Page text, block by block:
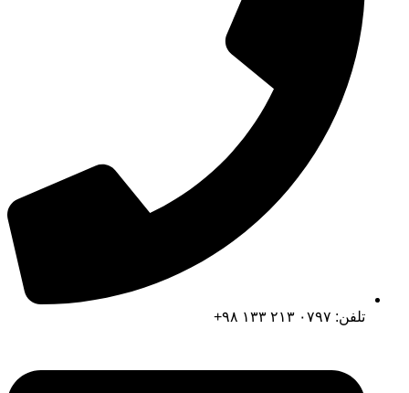
تلفن: ۰۷۹۷ ۲۱۳ ۱۳۳ ۹۸+